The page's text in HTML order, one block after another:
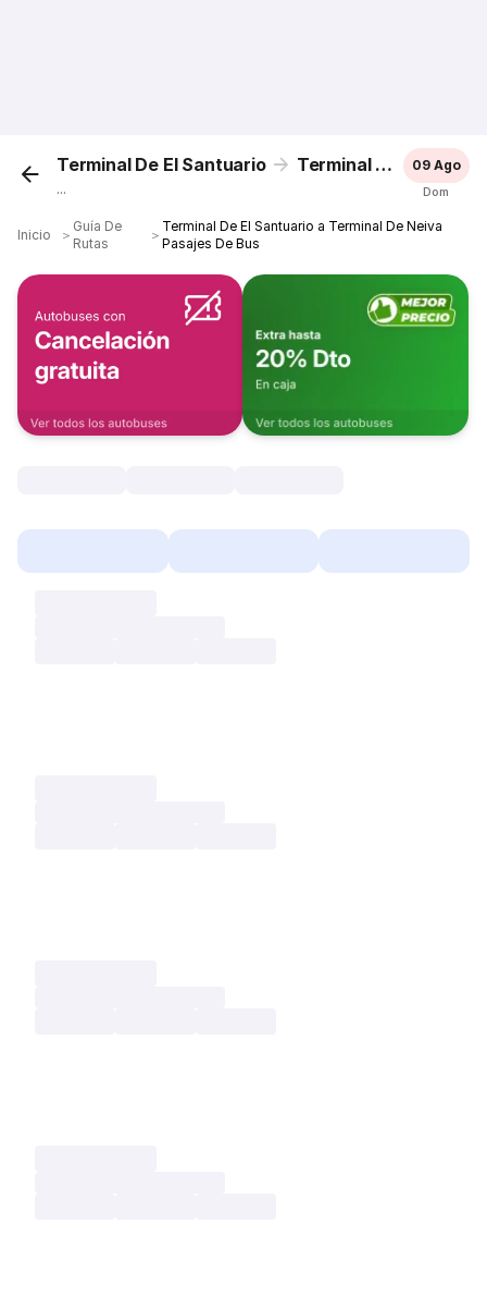
Terminal De El Santuario Terminal De Neiva
...
09 Ago
Dom
Inicio ＞
Guía De
Rutas
＞
Terminal De El Santuario a Terminal De Neiva
Pasajes De Bus